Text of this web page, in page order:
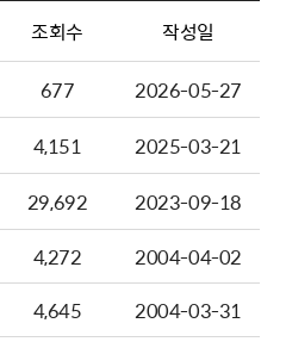
조회수 작성일
677
2026-05-27
4,151
2025-03-21
29,692
2023-09-18
4,272
2004-04-02
4,645
2004-03-31